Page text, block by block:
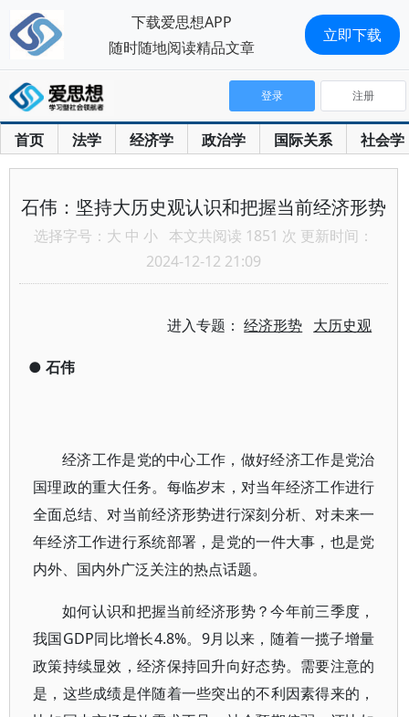
首页 法学 经济学 政治学 国际关系 社会学
登录 注册
石伟：坚持大历史观认识和把握当前经济形势
选择字号： 大 中 小 本文共阅读 1851 次 更新时间：
2024-12-12 21:09
进入专题：经济形势 大历史观
● 石伟
经济工作是党的中心工作，做好经济工作是党治
国理政的重大任务。每临岁末，对当年经济工作进行
全面总结、对当前经济形势进行深刻分析、对未来一
年经济工作进行系统部署，是党的一件大事，也是党
内外、国内外广泛关注的热点话题。
如何认识和把握当前经济形势？今年前三季度，
我国GDP同比增长4.8%。9月以来，随着一揽子增量
政策持续显效，经济保持回升向好态势。需要注意的
是，这些成绩是伴随着一些突出的不利因素得来的，
下载爱思想APP
随时随地阅读精品文章
立即下载